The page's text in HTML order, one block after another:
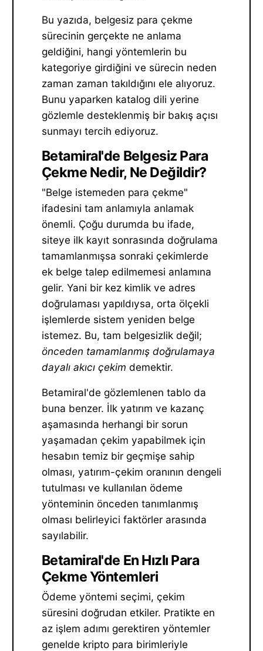
Bu yazıda, belgesiz para çekme
sürecinin gerçekte ne anlama
geldiğini, hangi yöntemlerin bu
kategoriye girdiğini ve sürecin neden
zaman zaman takıldığını ele alıyoruz.
Bunu yaparken katalog dili yerine
gözlemle desteklenmiş bir bakış açısı
sunmayı tercih ediyoruz.
Betamiral'de Belgesiz Para
Çekme Nedir, Ne Değildir?
"Belge istemeden para çekme"
ifadesini tam anlamıyla anlamak
önemli. Çoğu durumda bu ifade,
siteye ilk kayıt sonrasında doğrulama
tamamlanmışsa sonraki çekimlerde
ek belge talep edilmemesi anlamına
gelir. Yani bir kez kimlik ve adres
doğrulaması yapıldıysa, orta ölçekli
işlemlerde sistem yeniden belge
istemez. Bu, tam belgesizlik değil;
önceden tamamlanmış doğrulamaya
dayalı akıcı çekim demektir.
Betamiral'de gözlemlenen tablo da
buna benzer. İlk yatırım ve kazanç
aşamasında herhangi bir sorun
yaşamadan çekim yapabilmek için
hesabın temiz bir geçmişe sahip
olması, yatırım-çekim oranının dengeli
tutulması ve kullanılan ödeme
yönteminin önceden tanımlanmış
olması belirleyici faktörler arasında
sayılabilir.
Betamiral'de En Hızlı Para
Çekme Yöntemleri
Ödeme yöntemi seçimi, çekim
süresini doğrudan etkiler. Pratikte en
az işlem adımı gerektiren yöntemler
genelde kripto para birimleriyle